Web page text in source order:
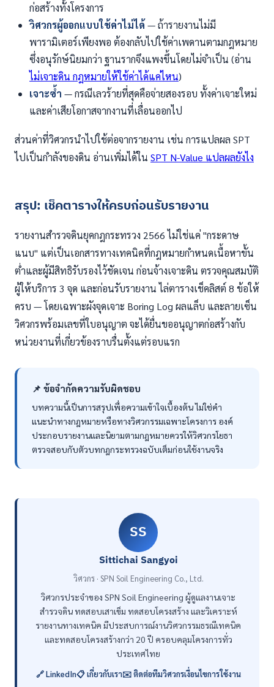
ก่อสร้างทั้งโครงการ
วิศวกรผู้ออกแบบใช้ค่าไม่ได้— ถ้ารายงานไม่มี
พารามิเตอร์เพียงพอ ต้องกลับไปใช้ค่าเพดานตามกฎหมาย
ซึ่งอนุรักษ์นิยมกว่า ฐานรากจึงแพงขึ้นโดยไม่จำเป็น (อ่าน
ไม่เจาะดิน กฎหมายให้ใช้ค่าได้แค่ไหน)
เจาะซ้ำ — กรณีเลวร้ายที่สุดคือจ่ายสองรอบ ทั้งค่าเจาะใหม่
และค่าเสียโอกาสจากงานที่เลื่อนออกไป
ส่วนค่าที่วิศวกรนำไปใช้ต่อจากรายงาน เช่น การแปลผล SPT
ไปเป็นกำลังของดิน อ่านเพิ่มได้ใน SPT N-Value แปลผลยังไง
สรุป: เช็คตารางให้ครบก่อนรับรายงาน
รายงานสำรวจดินยุคกฎกระทรวง 2566 ไม่ใช่แค่ "กระดาษ
แนบ" แต่เป็นเอกสารทางเทคนิคที่กฎหมายกำหนดเนื้อหาขั้น
ต่ำและผู้มีสิทธิรับรองไว้ชัดเจน ก่อนจ้างเจาะดิน ตรวจคุณสมบัติ
ผู้ให้บริการ 3 จุด และก่อนรับรายงาน ไล่ตารางเช็คลิสต์ 8 ข้อให้
ครบ — โดยเฉพาะผังจุดเจาะ Boring Log ผลแล็บ และลายเซ็น
วิศวกรพร้อมเลขที่ใบอนุญาต จะได้ยื่นขออนุญาตก่อสร้างกับ
หน่วยงานที่เกี่ยวข้องราบรื่นตั้งแต่รอบแรก
📌 ข้อจำกัดความรับผิดชอบ
บทความนี้เป็นการสรุปเพื่อความเข้าใจเบื้องต้น ไม่ใช่คำ
แนะนำทางกฎหมายหรือทางวิศวกรรมเฉพาะโครงการ องค์
ประกอบรายงานและนิยามตามกฎหมายควรให้วิศวกรโยธา
ตรวจสอบกับตัวบทกฎกระทรวงฉบับเต็มก่อนใช้งานจริง
SS
Sittichai Sangyoi
วิศวกร · SPN Soil Engineering Co., Ltd.
วิศวกรประจำของ SPN Soil Engineering ผู้ดูแลงานเจาะ
สำรวจดิน ทดสอบเสาเข็ม ทดสอบโครงสร้าง และวิเคราะห์
รายงานทางเทคนิค มีประสบการณ์งานวิศวกรรมธรณีเทคนิค
และทดสอบโครงสร้างกว่า 20 ปี ครอบคลุมโครงการทั่ว
ประเทศไทย
🔗 LinkedIn📋 เกี่ยวกับเรา✉️ ติดต่อทีมวิศวกรเงื่อนไขการใช้งาน